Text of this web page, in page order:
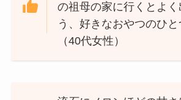
の祖母の家に行くとよく
う、好きなおやつのひと
（40代女性）